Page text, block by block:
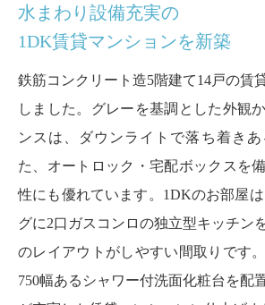
水まわり設備充実の
1DK賃貸マンションを新築
鉄筋コンクリート造5階建て14戸の賃
しました。グレーを基調とした外観
ンスは、ダウンライトで落ち着きあ
た、オートロック・宅配ボックスを
性にも優れています。1DKのお部屋
グに2口ガスコンロの独立型キッチン
のレイアウトがしやすい間取りです
750幅あるシャワー付洗面化粧台を配